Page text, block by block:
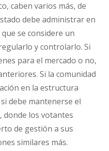
caben varios más, de
debe administrar en
se considere un
y controlarlo. Si
para el mercado o no,
Si la comunidad
en la estructura
debe mantenerse el
donde los votantes
de gestión a sus
similares más.